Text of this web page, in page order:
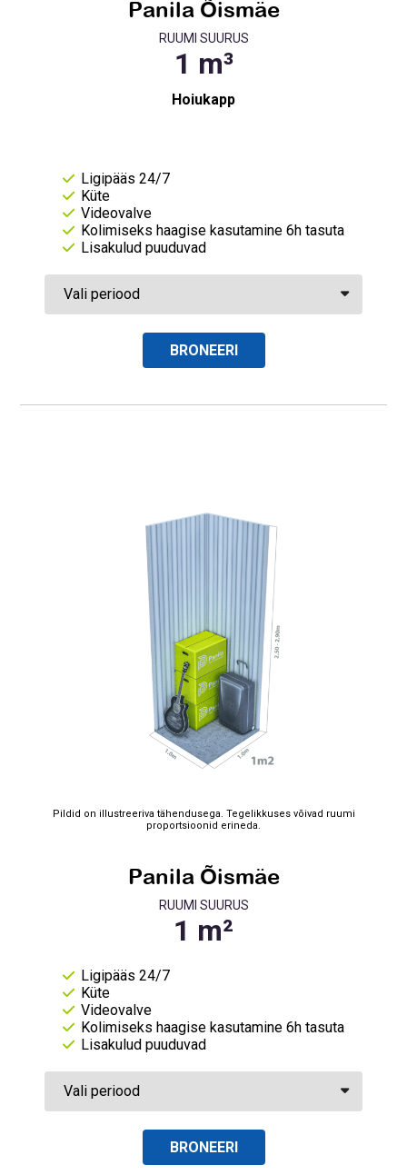
Panila Õismäe
RUUMI SUURUS
Hoiukapp
Ligipääs 24/7
Küte
Videovalve
Kolimiseks haagise kasutamine 6h tasuta
Lisakulud puuduvad
BRONEERI
Pildid on illustreeriva tähendusega. Tegelikkuses võivad ruumi
proportsioonid erineda.
Panila Õismäe
RUUMI SUURUS
Ligipääs 24/7
Küte
Videovalve
Kolimiseks haagise kasutamine 6h tasuta
Lisakulud puuduvad
BRONEERI